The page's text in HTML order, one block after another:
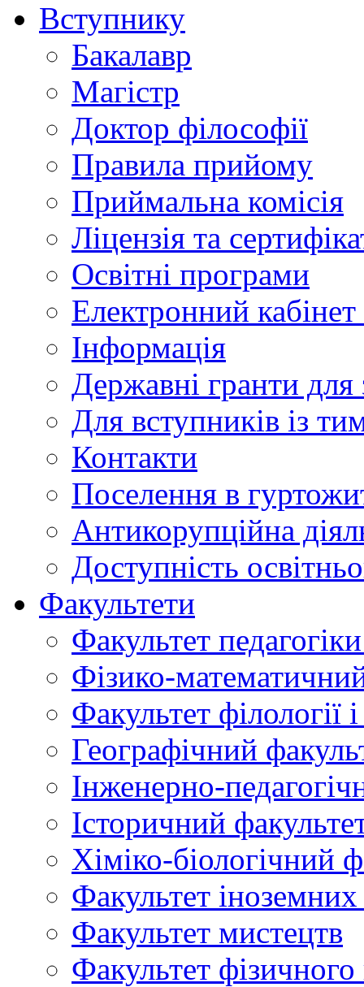
Вступнику
Бакалавр
Магістр
Доктор філософії
Правила прийому
Приймальна комісія
Ліцензія та
Освітні програми
Електронний
Інформація
Державні гранти для
Для вступників із
Контакти
Поселення в
Антикорупційна
Доступність
Факультети
Факультет
Фізико-
Факультет філології
Географічний
Інженерно-
Історичний
Хіміко-біологічний
Факультет
Факультет мистецтв
Факультет